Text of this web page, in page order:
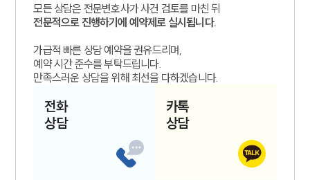
모든 상담은 전문변호사가 사건 검토를 마친 뒤
전문적으로 진행하기에 예약제로 실시됩니다.
가급적 빠른 상담 예약을 권유드리며,
예약 시간 준수를 부탁드립니다.
만족스러운 상담을 위해 최선을 다하겠습니다.
전화
상담
카톡
상담